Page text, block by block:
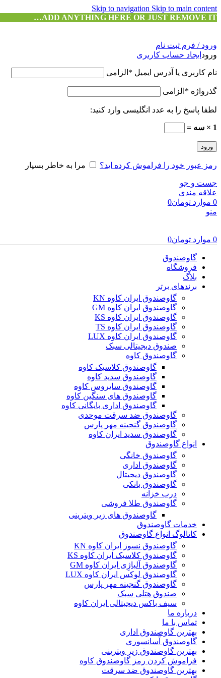
Skip to navigation Skip to main content
ADD ANYTHING HERE OR JUST REMOVE IT…
ورود / فرم ثبت نام
ورود ایجاد حساب کاربری
نام کاربری یا آدرس ایمیل * الزامی
گذرواژه * الزامی
لطفا پاسخ را به عدد انگلیسی وارد کنید:
1 × سه =
ورود
رمز عبور خود را فراموش کرده اید؟ مرا به خاطر بسپار
جست و جو
علاقه مندی
0 موارد تومان0
منو
0 موارد تومان0
گاوصندوق
فروشگاه
بلاگ
برندهای برتر
گاوصندوق ایران کاوه KN
گاوصندوق ایران کاوه GM
گاوصندوق ایران کاوه KS
گاوصندوق ایران کاوه TS
گاوصندوق ایران کاوه LUX
صندوق دیجیتالی سبک
گاوصندوق کاوه
گاوصندوق کلاسیک کاوه
گاوصندوق سدید کاوه
گاوصندوق سایروس کاوه
گاوصندوق های سنگین کاوه
گاوصندوق اداری بایگانی کاوه
گاوصندوق ضد سرقت موحدی
گاوصندوق گنجینه مهر پارس
گاوصندوق سدید ایران کاوه
انواع گاوصندوق
گاوصندوق خانگی
گاوصندوق اداری
گاوصندوق دیجیتال
گاوصندوق بانکی
درب خزانه
گاوصندوق طلا فروشی
گاوصندوق های زیر ویترینی
خدمات گاوصندوق
کاتالوگ انواع گاوصندوق
گاوصندوق نسوز ایران کاوه KN
گاوصندوق کلاسیک ایران کاوه KS
گاوصندوق آلیاژِی ایران کاوه GM
گاوصندوق لوکس ایران کاوه LUX
گاوصندوق گنجینه مهر پارس
صندوق هتلی سبک
سیف باکس دیجیتالی ایران کاوه
درباره ما
تماس با ما
بهترین گاوصندوق اداری
گاوصندوق آسانسوری
بهترین گاوصندوق زیر ویترینی
فراموش کردن رمز گاوصندوق کاوه
بهترین گاوصندوق ضد سرقت